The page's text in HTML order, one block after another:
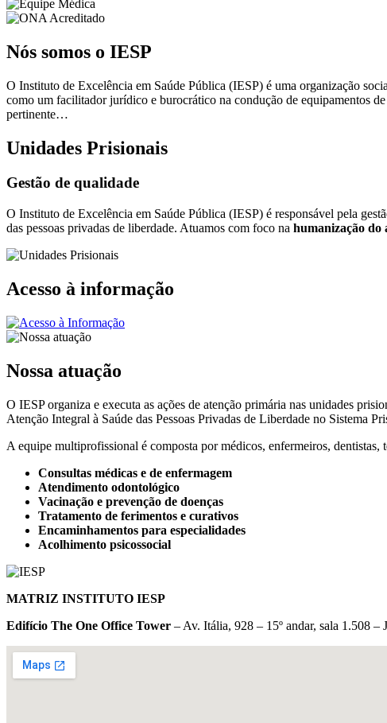
Nós somos o IESP
O Instituto de Excelência em Saúde Pública (IESP) é uma organização
como um facilitador jurídico e burocrático na condução de equipamentos
pertinente…
Unidades Prisionais
Gestão de qualidade
O Instituto de Excelência em Saúde Pública (IESP) é responsável pela
das pessoas privadas de liberdade. Atuamos com foco na humanização do
Acesso à informação
Nossa atuação
O IESP organiza e executa as ações de atenção primária nas unidades
Atenção Integral à Saúde das Pessoas Privadas de Liberdade no Sistema
A equipe multiprofissional é composta por médicos, enfermeiros,
Consultas médicas e de enfermagem
Atendimento odontológico
Vacinação e prevenção de doenças
Tratamento de ferimentos e curativos
Encaminhamentos para especialidades
Acolhimento psicossocial
MATRIZ INSTITUTO IESP
Edifício The One Office Tower – Av. Itália, 928 – 15º andar, sala 1.508 –